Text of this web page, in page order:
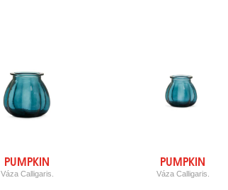
PUMPKIN
Váza Calligaris.
PUMPKIN
Váza Calligaris.